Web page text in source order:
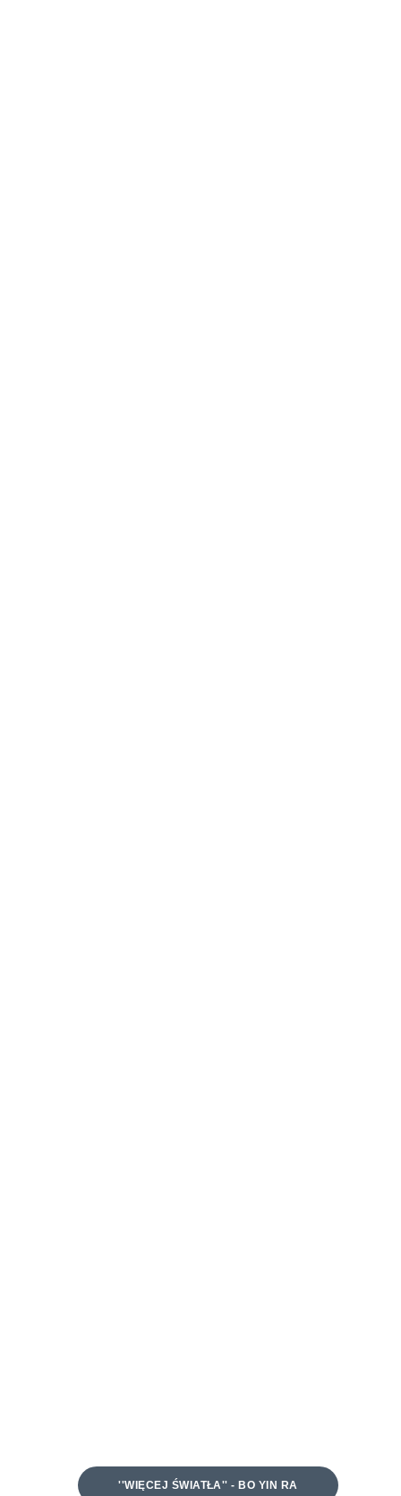
''WIĘCEJ ŚWIATŁA'' - BO YIN RA